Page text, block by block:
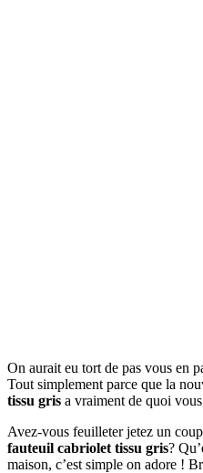
On aurait eu tort de pas vous en
Tout simplement parce que la
tissu gris a vraiment de quoi
Avez-vous feuilleter jetez un
fauteuil cabriolet tissu gris?
maison, c’est simple on adore !